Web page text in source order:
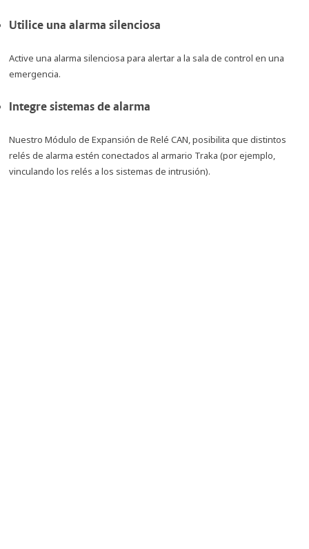
Utilice una alarma silenciosa
Active una alarma silenciosa para alertar a la sala de control en una
emergencia.
Integre sistemas de alarma
Nuestro Módulo de Expansión de Relé CAN, posibilita que distintos
relés de alarma estén conectados al armario Traka (por ejemplo,
vinculando los relés a los sistemas de intrusión).